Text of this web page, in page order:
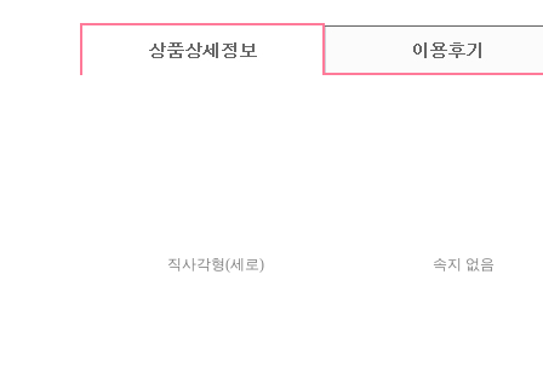
카드 기본구성
(상품의 기본구성은 카드, 봉투, 스티커로 이루어져 있습니다.)
직사각형(세로) 속지 없음